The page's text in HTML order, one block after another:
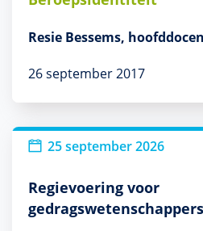
Resie Bessems,
26 september 2017
25 september 2026
Regievoering voor
gedragswetenschappers